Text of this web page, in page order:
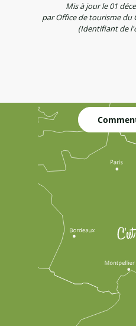
Mis à jour le 01
par Office de tourisme du
(Identifiant de